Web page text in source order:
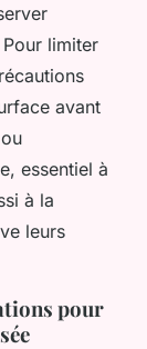
limiter
avant
essentiel à
à la
leurs
pour